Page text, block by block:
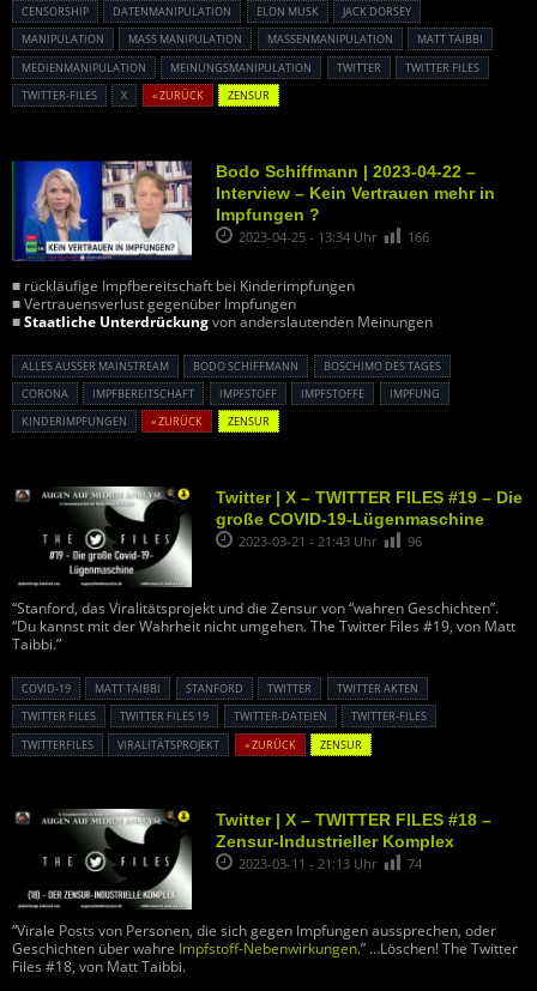
CENSORSHIP DATENMANIPULATION ELON MUSK
JACK DORSEY
MANIPULATION
MASS MANIPULATION MASSENMANIPULATION
MATT TAIBBI
MEDIENMANIPULATION
MEINUNGSMANIPULATION TWITTER
TWITTER FILES
TWITTER-FILES
X « ZURÜCK ZENSUR
Bodo Schiffmann | 2023-04-22 –
Interview – Kein Vertrauen mehr in
Impfungen ?
2023-04-25 - 13:34 Uhr 166
■ rückläufige Impfbereitschaft bei Kinderimpfungen
■ Vertrauensverlust gegenüber Impfungen
■Staatliche Unterdrückungvon anderslautenden Meinungen
ALLES AUSSER MAINSTREAM BODO SCHIFFMANN
BOSCHIMO DES TAGES
CORONA
IMPFBEREITSCHAFT IMPFSTOFF IMPFSTOFFE
IMPFUNG
KINDERIMPFUNGEN
« ZURÜCK ZENSUR
Twitter | X – TWITTER FILES #19 – Die
große COVID-19-Lügenmaschine
2023-03-21 - 21:43 Uhr 96
“Stanford, das Viralitätsprojekt und die Zensur von “wahren Geschichten”.
“Du kannst mit der Wahrheit nicht umgehen. The Twitter Files #19, von Matt
Taibbi.”
COVID-19 MATT TAIBBI STANFORD TWITTER
TWITTER AKTEN
TWITTER FILES
TWITTER FILES 19 TWITTER-DATEIEN
TWITTER-FILES
TWITTERFILES
VIRALITÄTSPROJEKT « ZURÜCK ZENSUR
Twitter | X – TWITTER FILES #18 –
Zensur-Industrieller Komplex
2023-03-11 - 21:13 Uhr 74
“Virale Posts von Personen, die sich gegen Impfungen aussprechen, oder
Geschichten über wahre Impfstoff-Nebenwirkungen.” …Löschen! The Twitter
Files #18, von Matt Taibbi.